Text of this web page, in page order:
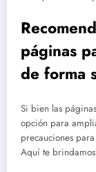
páginas
de forma
Si bien las
opción para
precauciones
Aquí te